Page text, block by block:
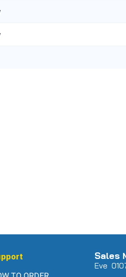
Sales
Eve 0